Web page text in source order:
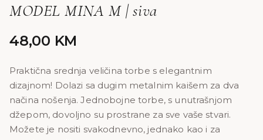
MODEL MINA M | siva
48,00 KM
Praktična srednja veličina torbe s elegantnim
dizajnom! Dolazi sa dugim metalnim kaišem za dva
načina nošenja. Jednobojne torbe, s unutrašnjom
džepom, dovoljno su prostrane za sve vaše stvari.
Možete je nositi svakodnevno, jednako kao i za